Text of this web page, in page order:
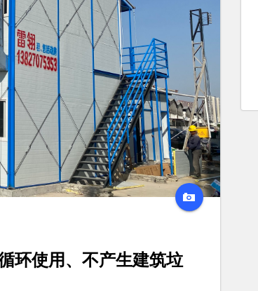
环使用、不产生建筑垃